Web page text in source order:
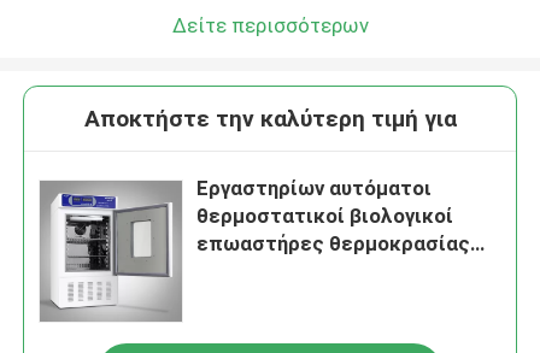
Δείτε περισσότερων
Αποκτήστε την καλύτερη τιμή για
Εργαστηρίων αυτόματοι
θερμοστατικοί βιολογικοί
επωαστήρες θερμοκρασίας